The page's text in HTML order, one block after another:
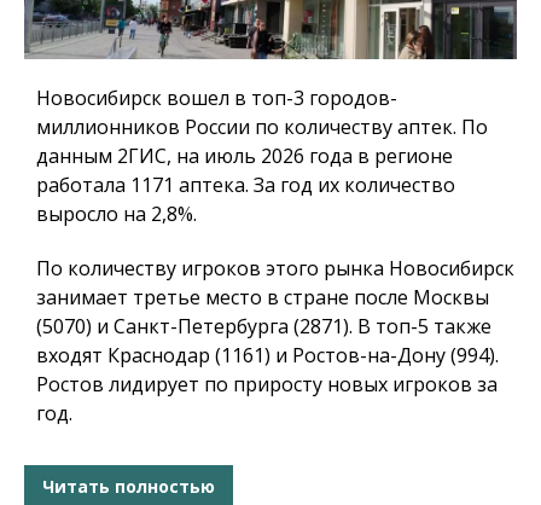
Новосибирск вошел в топ-3 городов-
миллионников России по количеству аптек. По
данным 2ГИС, на июль 2026 года в регионе
работала 1171 аптека. За год их количество
выросло на 2,8%.
По количеству игроков этого рынка Новосибирск
занимает третье место в стране после Москвы
(5070) и Санкт-Петербурга (2871). В топ-5 также
входят Краснодар (1161) и Ростов-на-Дону (994).
Ростов лидирует по приросту новых игроков за
год.
Читать полностью